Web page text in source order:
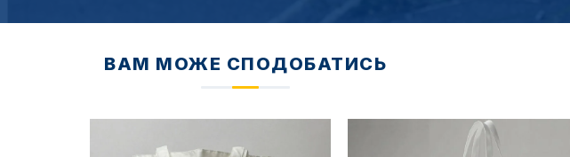
ВАМ МОЖЕ СПОДОБАТИСЬ